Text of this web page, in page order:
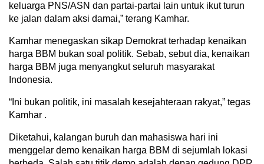
keluarga PNS/ASN dan partai-partai lain untuk ikut turun
ke jalan dalam aksi damai,” terang Kamhar.
Kamhar menegaskan sikap Demokrat terhadap kenaikan
harga BBM bukan soal politik. Sebab, sebut dia, kenaikan
harga BBM juga menyangkut seluruh masyarakat
Indonesia.
“Ini bukan politik, ini masalah kesejahteraan rakyat,” tegas
Kamhar .
Diketahui, kalangan buruh dan mahasiswa hari ini
menggelar demo kenaikan harga BBM di sejumlah lokasi